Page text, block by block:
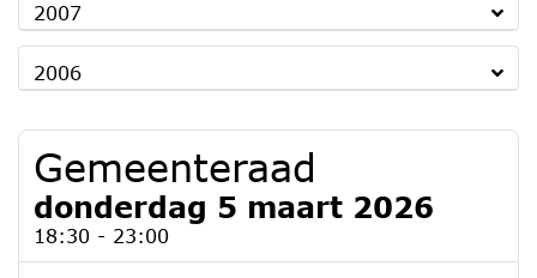
2007
2006
Gemeenteraad
donderdag 5 maart 2026
18:30 - 23:00